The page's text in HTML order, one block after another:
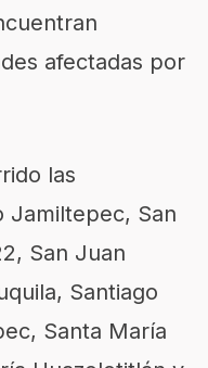
afectadas por
las
Jamiltepec, San
San Juan
Santiago
Santa María